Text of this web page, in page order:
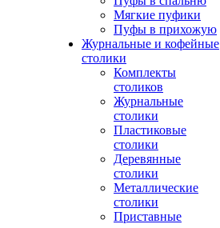
Мягкие пуфики
Пуфы в прихожую
Журнальные и кофейные
столики
Комплекты
столиков
Журнальные
столики
Пластиковые
столики
Деревянные
столики
Металлические
столики
Приставные